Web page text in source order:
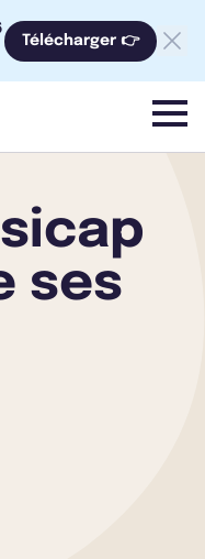
Télécharger 👉
menu
ses